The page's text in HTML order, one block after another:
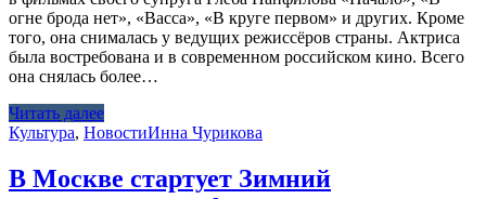
огне брода нет», «Васса», «В круге первом» и других. Кроме
того, она снималась у ведущих режиссёров страны. Актриса
была востребована и в современном российском кино. Всего
она снялась более…
Читать далее
Культура, НовостиИнна Чурикова
В Москве стартует Зимний